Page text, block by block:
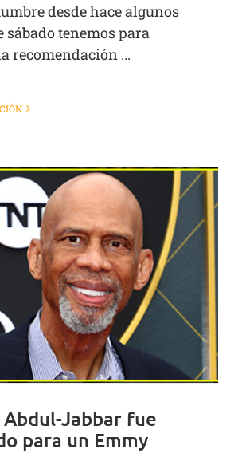
desde hace algunos
sábado tenemos para
recomendación ...
Jabbar fue
para un Emmy